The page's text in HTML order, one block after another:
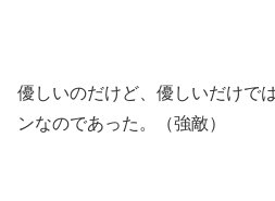
優しいのだけど、優しいだけで
ンなのであった。（強敵）